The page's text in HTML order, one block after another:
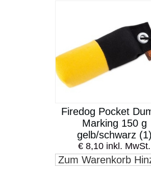
Firedog Pocket
Marking 150 g
gelb/schwarz (1)
€ 8,10 inkl. MwSt.
Zum Warenkorb